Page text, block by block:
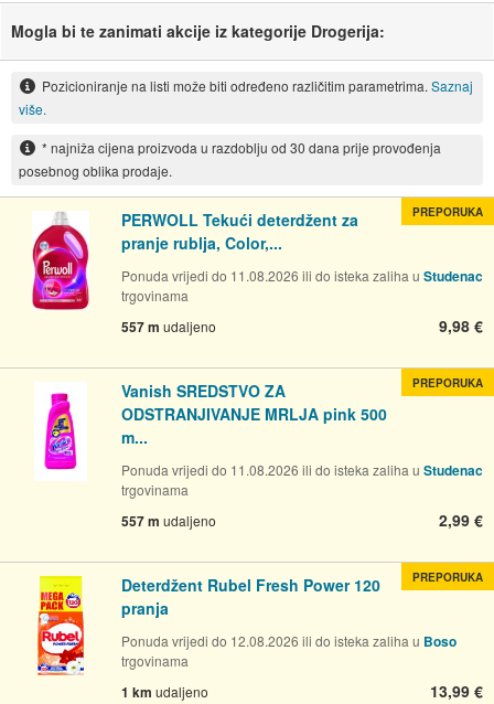
Mogla bi te zanimati akcije iz kategorije Drogerija:
Pozicioniranje na listi može biti određeno različitim parametrima. Saznaj
više.
* najniža cijena proizvoda u razdoblju od 30 dana prije provođenja
posebnog oblika prodaje.
PERWOLL Tekući deterdžent za
pranje rublja, Color,...
Ponuda vrijedi do 11.08.2026 ili do isteka zaliha u Studenac
trgovinama
557 m udaljeno 9,98 €
PREPORUKA
Vanish SREDSTVO ZA
ODSTRANJIVANJE MRLJA pink 500
m...
Ponuda vrijedi do 11.08.2026 ili do isteka zaliha u Studenac
trgovinama
557 m udaljeno 2,99 €
PREPORUKA
Deterdžent Rubel Fresh Power 120
pranja
Ponuda vrijedi do 12.08.2026 ili do isteka zaliha u Boso
trgovinama
1 km udaljeno 13,99 €
PREPORUKA